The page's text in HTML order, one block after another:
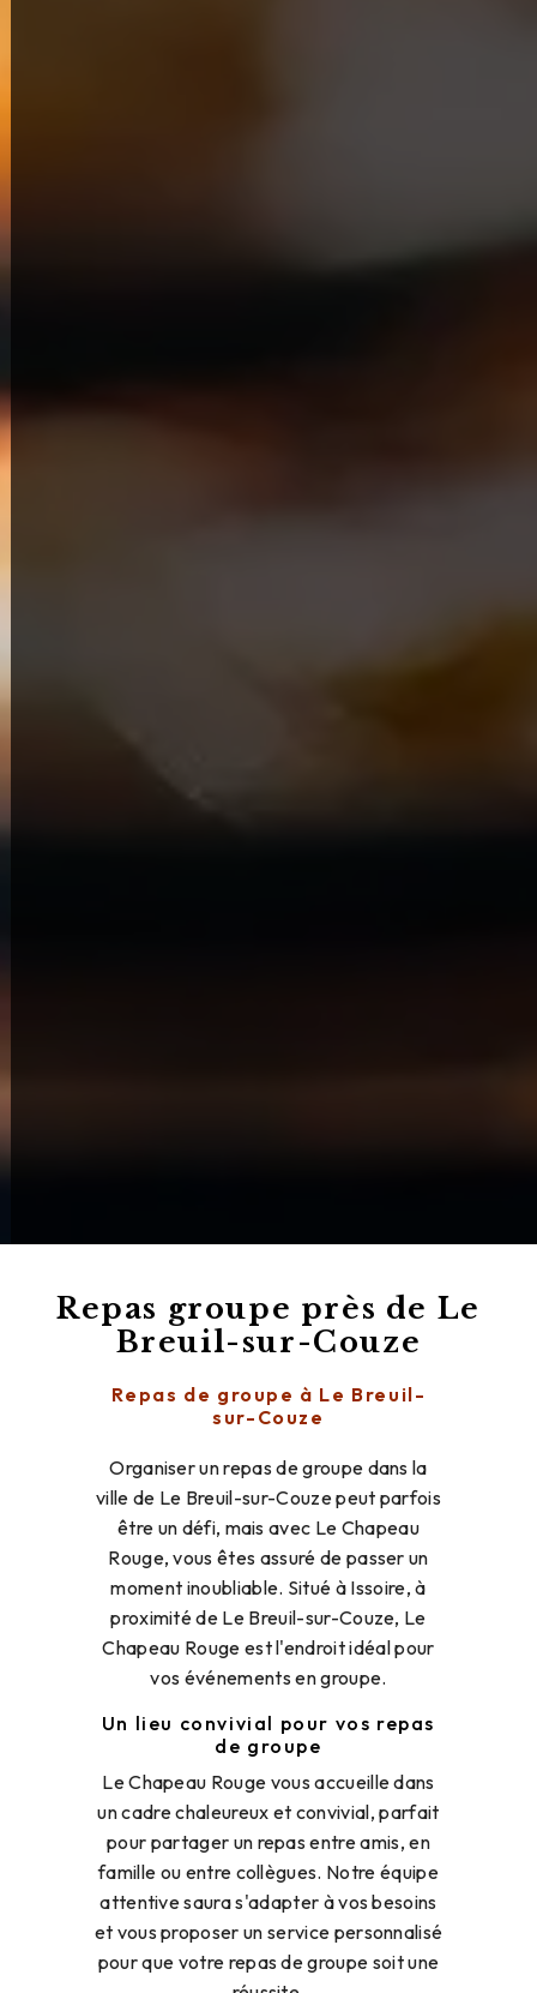
Repas groupe près de Le
Breuil-sur-Couze
Repas de groupe à Le Breuil-
sur-Couze
Organiser un repas de groupe dans la
ville de Le Breuil-sur-Couze peut parfois
être un défi, mais avec Le Chapeau
Rouge, vous êtes assuré de passer un
moment inoubliable. Situé à Issoire, à
proximité de Le Breuil-sur-Couze, Le
Chapeau Rouge est l'endroit idéal pour
vos événements en groupe.
Un lieu convivial pour vos repas
de groupe
Le Chapeau Rouge vous accueille dans
un cadre chaleureux et convivial, parfait
pour partager un repas entre amis, en
famille ou entre collègues. Notre équipe
attentive saura s'adapter à vos besoins
et vous proposer un service personnalisé
pour que votre repas de groupe soit une